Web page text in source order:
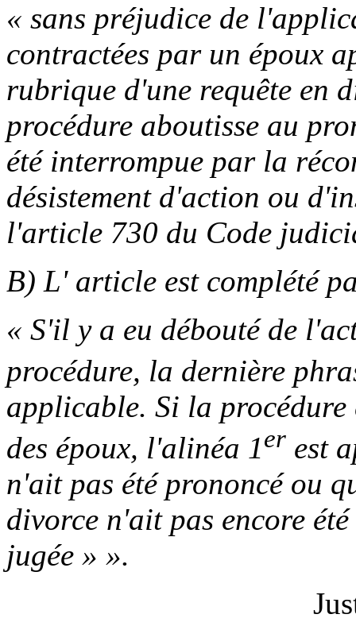
« sans préjudice de
contractées par un époux
rubrique d'une requête en
procédure aboutisse au
été interrompue par la
désistement d'action ou
l'article 730 du Code
B) L' article est complété
« S'il y a eu débouté de
procédure, la dernière
applicable. Si la
des époux, l'alinéa 1er est
n'ait pas été prononcé ou
divorce n'ait pas encore
jugée » ».